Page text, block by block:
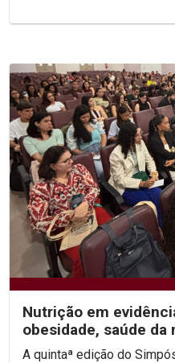
Nutrição em
obesidade, saúde
no V Simpósio Dia...
A quintaª edição do